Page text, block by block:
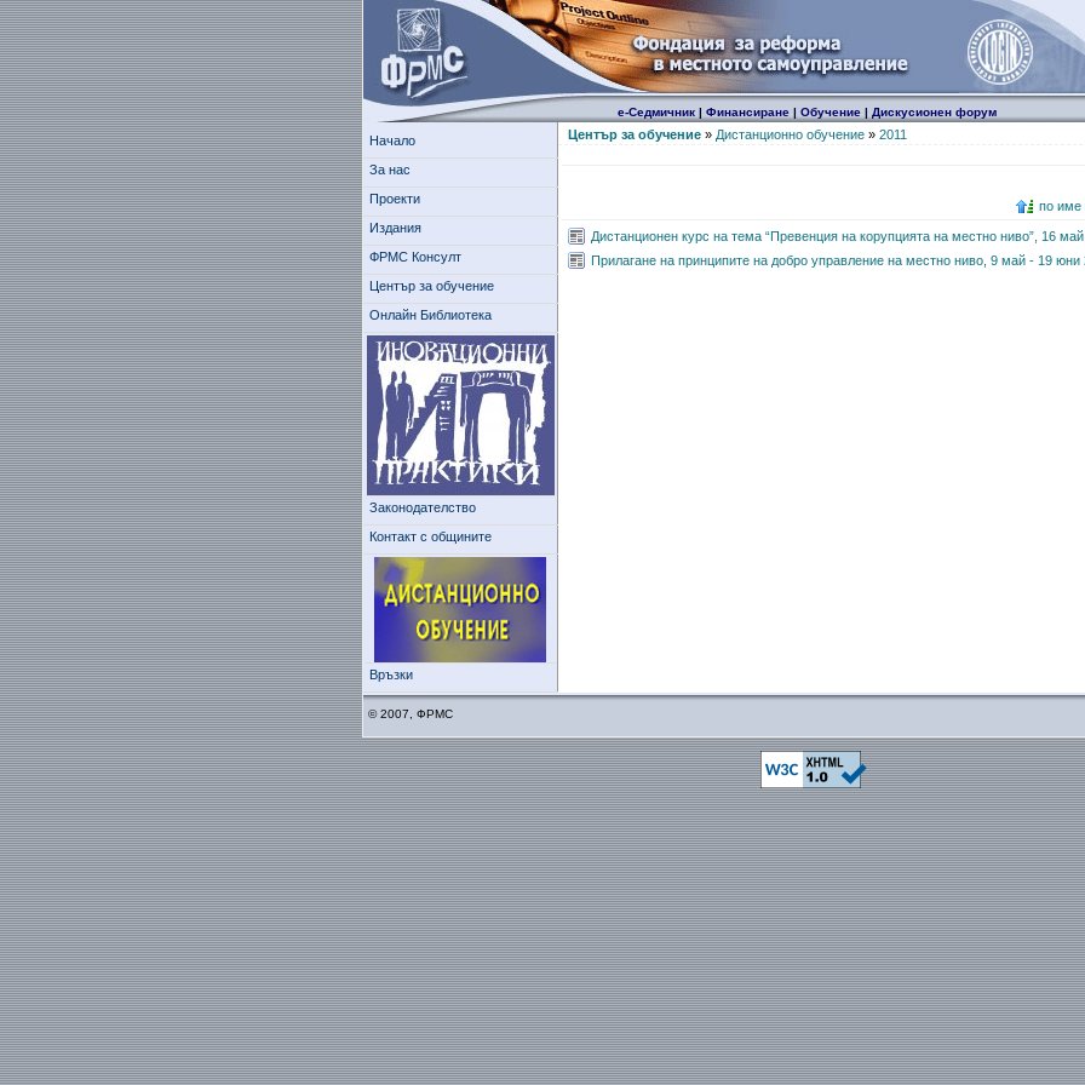
е-Седмичник| Финансиране| Обучение| Дискусионен форум
Начало
За нас
Проекти
Издания
ФРМС Консулт
Център за обучение
Онлайн Библиотека
Законодателство
Контакт с общините
Връзки
Център за обучение» Дистанционно обучение» 2011
по име
Дистанционен курс на тема “Превенция на корупцията на местно ниво”, 16 май
Прилагане на принципите на добро управление на местно ниво, 9 май - 19 юни
© 2007, ФРМС